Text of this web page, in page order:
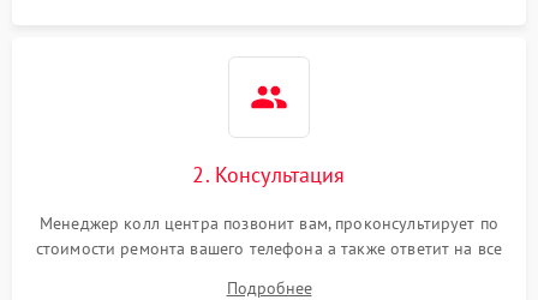
2. Консультация
Менеджер колл центра позвонит вам, проконсультирует по
стоимости ремонта вашего телефона а также ответит на все
Подробнее